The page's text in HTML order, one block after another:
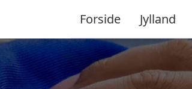
Forside Jylland